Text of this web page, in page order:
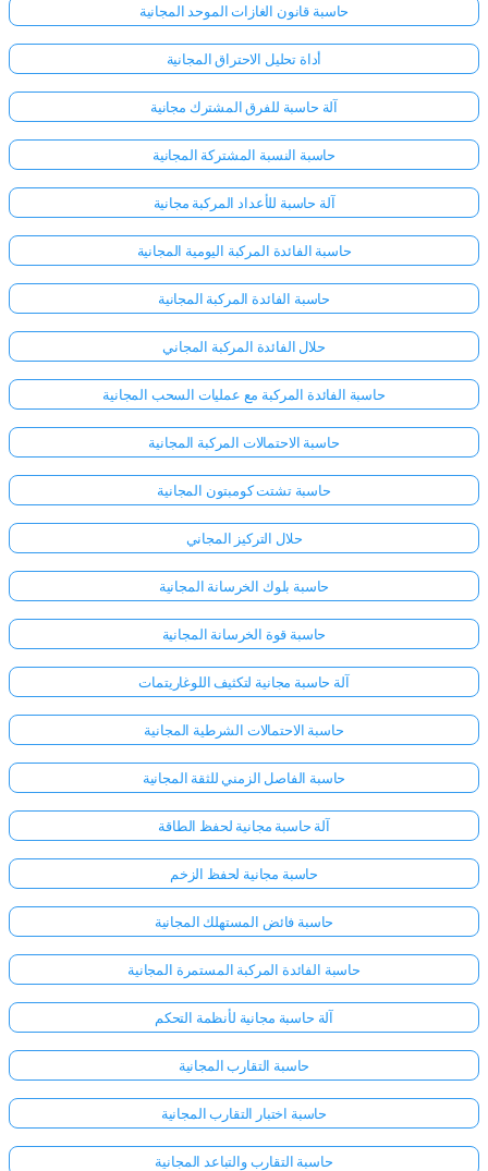
حاسبة قانون الغازات الموحد المجانية
أداة تحليل الاحتراق المجانية
آلة حاسبة للفرق المشترك مجانية
حاسبة النسبة المشتركة المجانية
آلة حاسبة للأعداد المركبة مجانية
حاسبة الفائدة المركبة اليومية المجانية
حاسبة الفائدة المركبة المجانية
حلال الفائدة المركبة المجاني
حاسبة الفائدة المركبة مع عمليات السحب المجانية
حاسبة الاحتمالات المركبة المجانية
حاسبة تشتت كومبتون المجانية
حلال التركيز المجاني
حاسبة بلوك الخرسانة المجانية
حاسبة قوة الخرسانة المجانية
آلة حاسبة مجانية لتكثيف اللوغاريتمات
حاسبة الاحتمالات الشرطية المجانية
حاسبة الفاصل الزمني للثقة المجانية
آلة حاسبة مجانية لحفظ الطاقة
حاسبة مجانية لحفظ الزخم
حاسبة فائض المستهلك المجانية
حاسبة الفائدة المركبة المستمرة المجانية
آلة حاسبة مجانية لأنظمة التحكم
حاسبة التقارب المجانية
حاسبة اختبار التقارب المجانية
حاسبة التقارب والتباعد المجانية